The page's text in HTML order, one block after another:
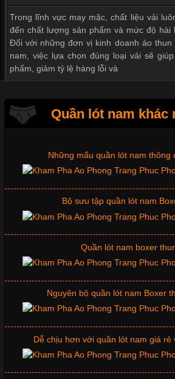
Trong lĩnh vực may mặc, chất liệu vải
đến chất lượng sản phẩm và mức độ hài
Đối với những đơn vị kinh doanh áo thun
nam, việc lựa chọn đúng loại vải sẽ
phẩm, giảm tỷ lệ hàng lỗi và
Áo thun là một trong những trang phục
nhờ tính tiện dụng, dễ phối đồ và phù
quan trọng tạo nên phong cách riêng
loại cổ áo sẽ mang đến một vẻ đẹp khác
Những Mẫu Áo Thun Đồng Phục
Chuộng Hiện Nay
Cập nhật 2026-06-01
Quần lót nam khác
Xu hướng thời trang trẻ và
Giặt và bảo quản quần lót
Mẫu quần lót nam giá rẻ
Những mẩu quần lót nam thông
Bộ sưu tập quần lót nam
Quần lót nam boxer
Nguyên bộ quần lót nam Boxer
Dễ chịu hơn với quần lót nam giá rẻ